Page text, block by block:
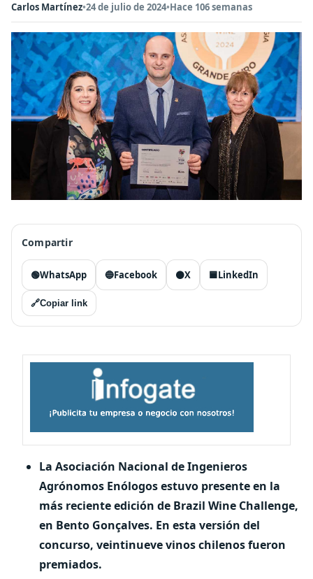
Carlos Martínez•24 de julio de 2024•Hace 106 semanas
Compartir
🟢WhatsApp 🔵Facebook ⚫X 🟦LinkedIn
🔗Copiar link
La Asociación Nacional de Ingenieros
Agrónomos Enólogos estuvo presente en la
más reciente edición de Brazil Wine Challenge,
en Bento Gonçalves. En esta versión del
concurso, veintinueve vinos chilenos fueron
premiados.